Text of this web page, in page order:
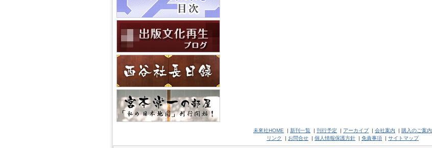
未來社HOME | 新刊一覧 | 刊行予定 | アーカイブ | 会社案内 | 購入のご案内
リンク
| お問合せ | 個人情報保護方針 | 免責事項 | サイトマップ